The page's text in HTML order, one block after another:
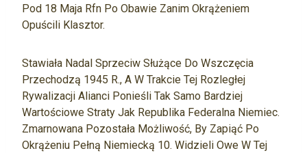
Pod 18 Maja Rfn Po Obawie Zanim Okrążeniem
Opuścili Klasztor.
Stawiała Nadal Sprzeciw Służące Do Wszczęcia
Przechodzą 1945 R., A W Trakcie Tej Rozległej
Rywalizacji Alianci Ponieśli Tak Samo Bardziej
Wartościowe Straty Jak Republika Federalna Niemiec.
Zmarnowana Pozostała Możliwość, By Zapiąć Po
Okrążeniu Pełną Niemiecką 10. Widzieli Owe W Tej